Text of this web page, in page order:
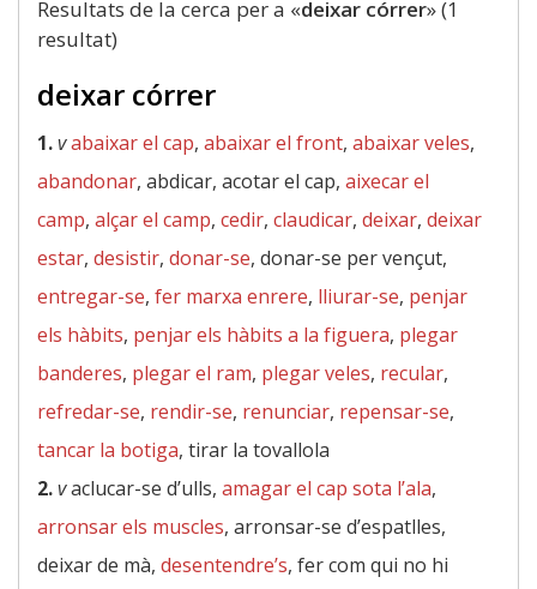
Resultats de la cerca per a «deixar córrer» (1
resultat)
deixar córrer
1.vabaixar el cap, abaixar el front, abaixar veles,
abandonar, abdicar, acotar el cap, aixecar el
camp, alçar el camp, cedir, claudicar, deixar, deixar
estar, desistir, donar-se, donar-se per vençut,
entregar-se, fer marxa enrere, lliurar-se, penjar
els hàbits, penjar els hàbits a la figuera, plegar
banderes, plegar el ram, plegar veles, recular,
refredar-se, rendir-se, renunciar, repensar-se,
tancar la botiga, tirar la tovallola
2.vaclucar-se d’ulls, amagar el cap sota l’ala,
arronsar els muscles, arronsar-se d’espatlles,
deixar de mà, desentendre’s, fer com qui no hi